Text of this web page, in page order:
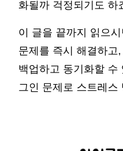
화될까 걱정되기도 하
이 글을 끝까지 읽으
문제를 즉시 해결하고
백업하고 동기화할 수
그인 문제로 스트레스